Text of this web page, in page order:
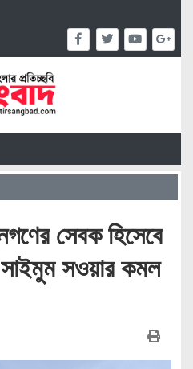
সেবক হিসেবে
সওয়ার কমল